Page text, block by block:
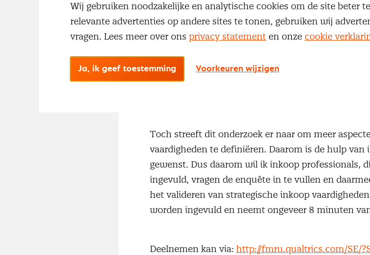
Ruim honderd organisaties hielpen met het
vaardigheden van de Radboud University
leveranciers relaties, effectieve communicatie,
Maar ook het effect van deze aspecten op
Toch streeft dit onderzoek er naar om meer
vaardigheden te definiëren. Daarom is de hulp van
gewenst. Dus daarom wil ik inkoop professionals,
ingevuld, vragen de enquête in te vullen en
het valideren van strategische inkoop
worden ingevuld en neemt ongeveer 8 minuten
Deelnemen kan via: http://fmru.qualtrics.com/SE/
Wij gebruiken noodzakelijke en analytische cookies om de site beter
relevante advertenties op andere sites te tonen, gebruiken wij
vragen. Lees meer over ons privacy statement en onze cookie
Ja, ik geef toestemming Voorkeuren wijzigen